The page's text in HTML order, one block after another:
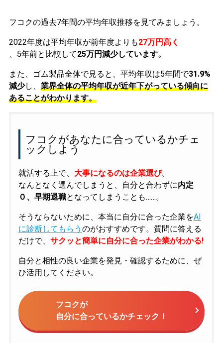
フコクの過去7年間の平均年収推移を見てみましょう。
2022年度は平均年収が前年度よりも27万円高く
、5年前と比較して25万円減少しています。
また、ゴム製品全体で見ると、平均年収は5年間で31.9%
減少し、 業界全体の平均年収が近年下がっている傾向に
あることがわかります。
フコクがあなたに合っているかチェ
ックしよう
就活する上で、 大事になるのは企業選び。
なんとなく選んでしまうと、自分と合わずに内定
０、早期退職となってしまうことも……。
そうならないために、本当に自分に合った企業をAI
に診断してもらう のがおすすめです。質問に答える
だけで、 サクッと簡単に自分に合った企業がわかる!
自分と相性の良い企業を発見・確認するために、ぜ
ひ活用してください。
フコクが
自分に合っているかチェック！